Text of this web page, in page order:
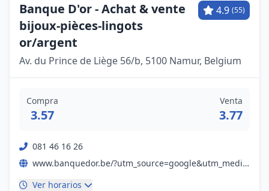
Banque D'or - Achat & vente
bijoux-pièces-lingots
or/argent
4.9 (55)
Av. du Prince de Liège 56/b, 5100 Namur, Belgium
Compra
3.57
Venta
3.77
081 46 16 26
www.banquedor.be/?utm_source=google&utm_medium=wix_google_business_profile&utm_campaign=7264746006035557830
Ver horarios